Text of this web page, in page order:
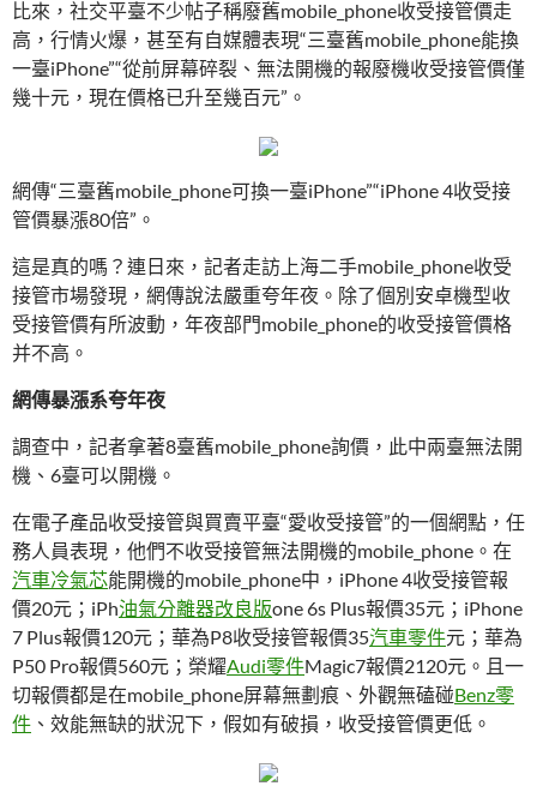
比來，社交平臺不少帖子稱廢舊mobile_phone收受接管價走
高，行情火爆，甚至有自媒體表現“三臺舊mobile_phone能換
一臺iPhone”“從前屏幕碎裂、無法開機的報廢機收受接管價僅
幾十元，現在價格已升至幾百元”。
網傳“三臺舊mobile_phone可換一臺iPhone”“iPhone 4收受接
管價暴漲80倍”。
這是真的嗎？連日來，記者走訪上海二手mobile_phone收受
接管市場發現，網傳說法嚴重夸年夜。除了個別安卓機型收
受接管價有所波動，年夜部門mobile_phone的收受接管價格
并不高。
網傳暴漲系夸年夜
調查中，記者拿著8臺舊mobile_phone詢價，此中兩臺無法開
機、6臺可以開機。
在電子產品收受接管與買賣平臺“愛收受接管”的一個網點，任
務人員表現，他們不收受接管無法開機的mobile_phone。在
汽車冷氣芯能開機的mobile_phone中，iPhone 4收受接管報
價20元；iPh油氣分離器改良版one 6s Plus報價35元；iPhone
7 Plus報價120元；華為P8收受接管報價35汽車零件元；華為
P50 Pro報價560元；榮耀Audi零件Magic7報價2120元。且一
切報價都是在mobile_phone屏幕無劃痕、外觀無磕碰Benz零
件 、效能無缺的狀況下，假如有破損，收受接管價更低。